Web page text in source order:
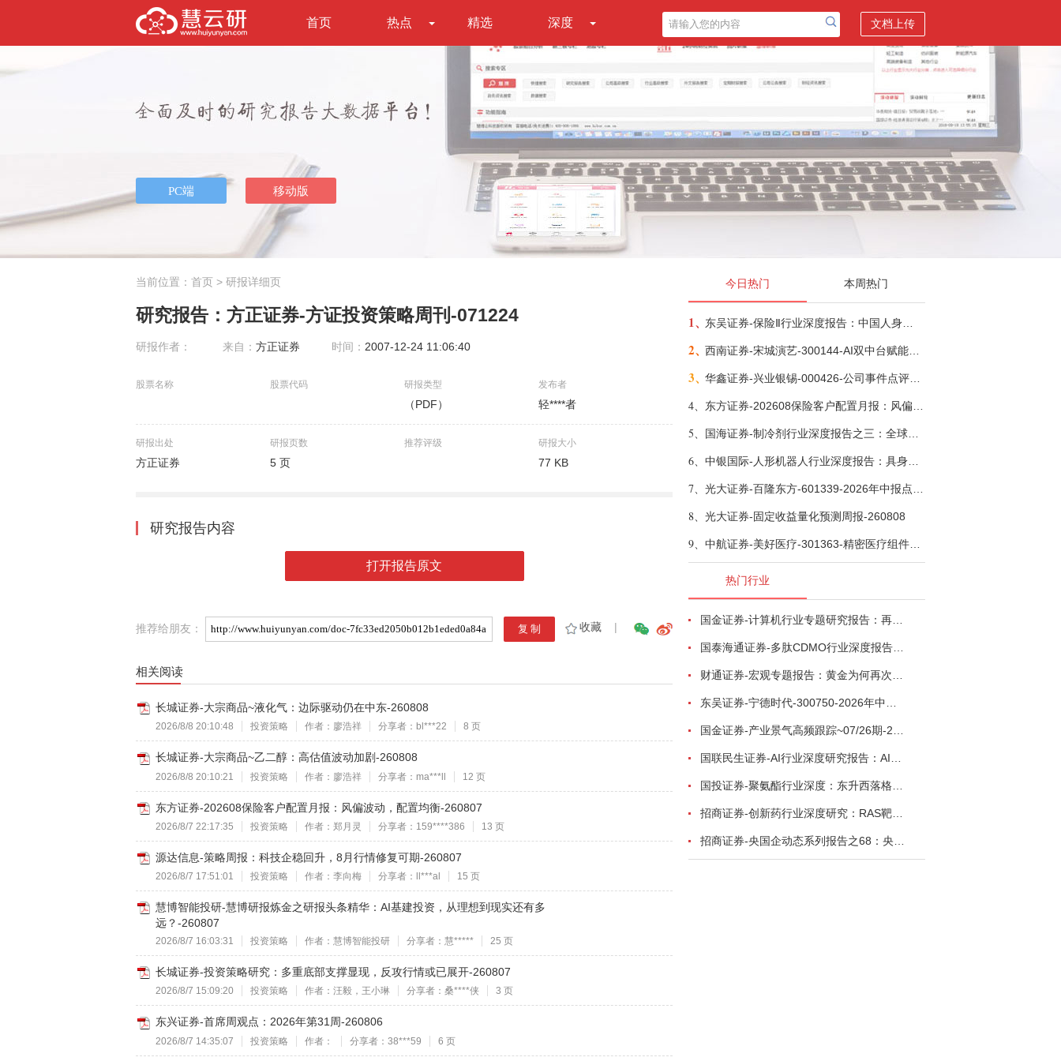
首页 热点 精选 深度 文档上传
当前位置： 首页 > 研报详细页
研究报告：方正证券-方证投资策略周刊-071224
研报作者： 来自： 方正证券 时间： 2007-12-24 11:06:40
股票名称 股票代码 研报类型
（PDF）
发布者
轻****者
研报出处
方正证券
研报页数
5 页
推荐评级 研报大小
77 KB
研究报告内容
打开报告原文
推荐给朋友： 收藏 |
相关阅读
长城证券-大宗商品~液化气：边际驱动仍在中东-260808
2026/8/8 20:10:48 投资策略 作者：廖浩祥 分享者：bl***22 8 页
长城证券-大宗商品~乙二醇：高估值波动加剧-260808
2026/8/8 20:10:21 投资策略 作者：廖浩祥 分享者：ma***ll 12 页
东方证券-202608保险客户配置月报：风偏波动，配置均衡-260807
2026/8/7 22:17:35 投资策略 作者：郑月灵 分享者：159****386 13 页
源达信息-策略周报：科技企稳回升，8月行情修复可期-260807
2026/8/7 17:51:01 投资策略 作者：李向梅 分享者：ll***al 15 页
慧博智能投研-慧博研报炼金之研报头条精华：AI基建投资，从理想到现实还有多
远？-260807
2026/8/7 16:03:31 投资策略 作者：慧博智能投研 分享者：慧***** 25 页
长城证券-投资策略研究：多重底部支撑显现，反攻行情或已展开-260807
2026/8/7 15:09:20 投资策略 作者：汪毅，王小琳 分享者：桑****侠 3 页
东兴证券-首席周观点：2026年第31周-260806
2026/8/7 14:35:07 投资策略 作者： 分享者：38***59 6 页
今日热门 本周热门
1、
2、
3、
4、
5、
6、
7、
8、 光大证券-固定收益量化预测周报-260808
9、
热门行业